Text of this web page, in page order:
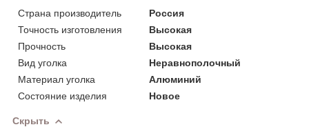
Страна производитель
Россия
Точность изготовления
Высокая
Прочность
Высокая
Вид уголка
Неравнополочный
Материал уголка
Алюминий
Состояние изделия
Новое
Скрыть